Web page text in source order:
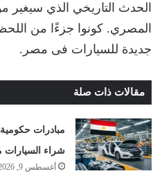
الحدث التاريخي الذي سيغير
المصري. كونوا جزءًا من
جديدة للسيارات فى مصر.
مقالات ذات صلة
مبادرات
شراء السيارات
أغسطس 9, 2026